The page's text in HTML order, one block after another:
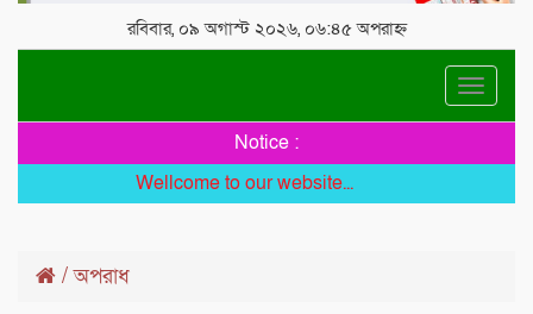
রবিবার, ০৯ অগাস্ট ২০২৬, ০৬:৪৫ অপরাহ্ন
Toggle
Notice :
Wellcome to our website...
/অপরাধ